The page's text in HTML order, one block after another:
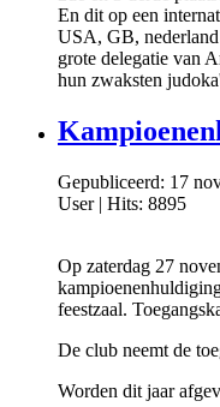
En dit op een
USA, GB,
grote delegatie van
hun zwaksten
Gepubliceerd: 17
User| Hits: 8895
Op zaterdag 27
feestzaal.
De club neemt de
Worden dit jaar